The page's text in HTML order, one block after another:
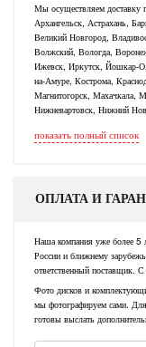
Мы осуществляем доставку
Архангельск, Астрахань,
Великий Новгород,
Волжский, Вологда,
Ижевск, Иркутск, Йошкар-
на-Амуре, Кострома,
Магнитогорск, Махачкала,
Нижневартовск, Нижний
показать полный список
ОПЛАТА И
Наша компания уже более 5
России и ближнему
ответственный поставщик.
Фото дисков и
мы фотографируем сами.
готовы выслать